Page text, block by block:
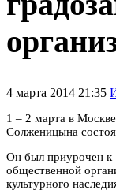
4 марта 2014 21:35
1 – 2 марта в
Солженицына
Он был приурочен к
общественной
культурного